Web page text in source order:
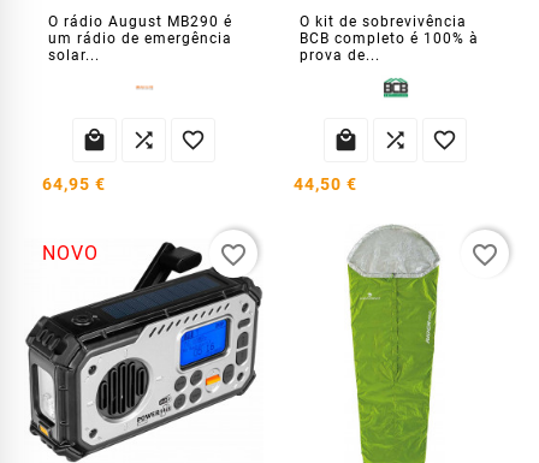
O rádio August MB290 é
um rádio de emergência
solar...
  
64,95 €
O kit de sobrevivência
BCB completo é 100% à
prova de...
  
44,50 €
NOVO favorite_border favorite_border